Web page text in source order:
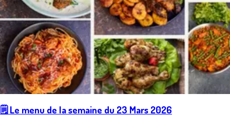
🗒️ Le menu de la semaine du 23 Mars 2026